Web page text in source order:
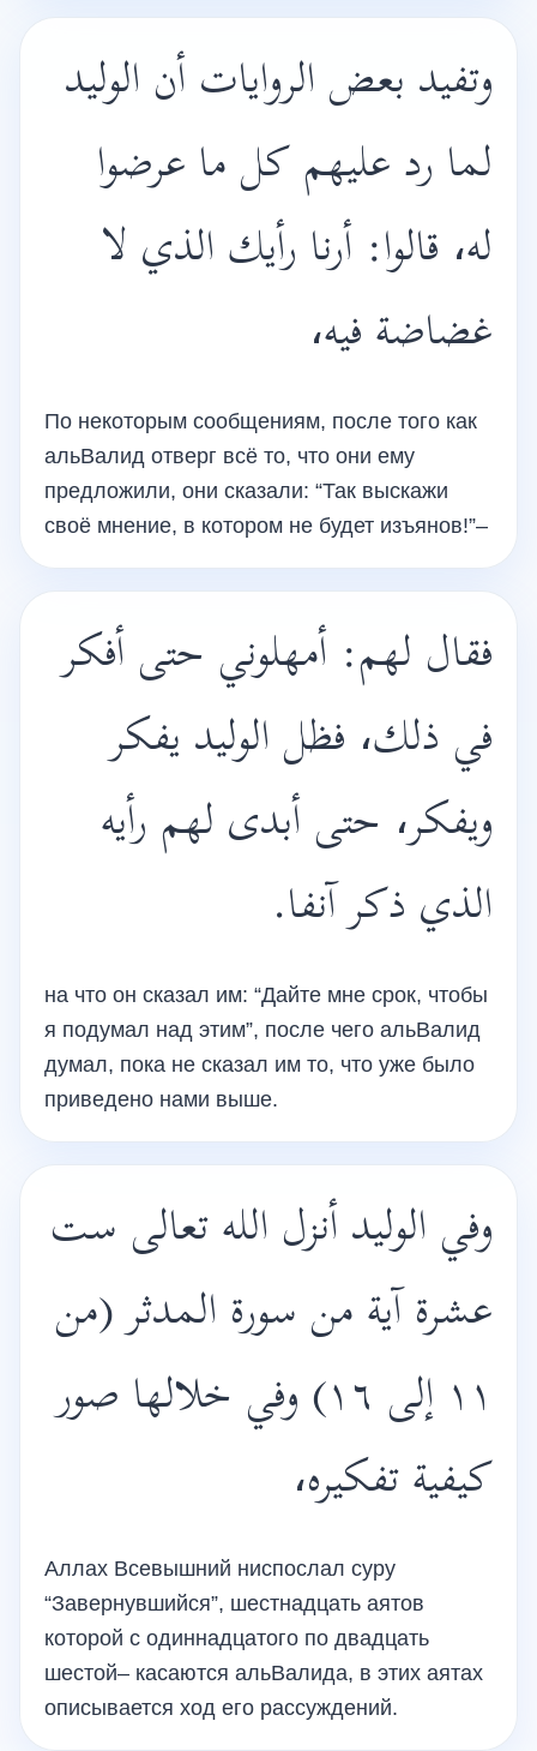
وتفيد بعض الروايات أن الوليد
لما رد عليهم كل ما عرضوا
له، قالوا: أرنا رأيك الذي لا
غضاضة فيه،
По некоторым сообщениям, после того как
альВалид отверг всё то, что они ему
предложили, они сказали: “Так выскажи
своё мнение, в котором не будет изъянов!”–
فقال لهم: أمهلوني حتى أفكر
في ذلك، فظل الوليد يفكر
ويفكر، حتى أبدى لهم رأيه
الذي ذكر آنفا.
на что он сказал им: “Дайте мне срок, чтобы
я подумал над этим”, после чего альВалид
думал, пока не сказал им то, что уже было
приведено нами выше.
وفي الوليد أنزل الله تعالى ست
عشرة آية من سورة المدثر (من
١١ إلى ١٦) وفي خلالها صور
كيفية تفكيره،
Аллах Всевышний ниспослал суру
“Завернувшийся”, шестнадцать аятов
которой с одиннадцатого по двадцать
шестой– касаются альВалида, в этих аятах
описывается ход его рассуждений.